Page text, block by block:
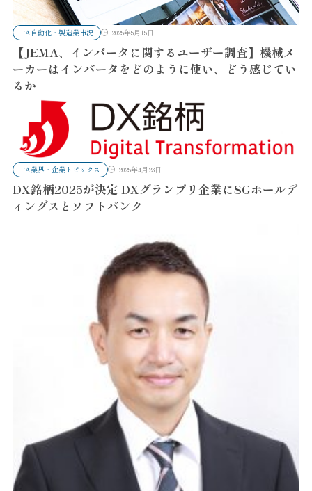
FA自動化・製造業市況 2025年5月15日
【JEMA、インバータに関するユーザー調査】機械メ
ーカーはインバータをどのように使い、どう感じてい
るか
FA業界・企業トピックス 2025年4月23日
DX銘柄2025が決定 DXグランプリ企業にSGホールデ
ィングスとソフトバンク